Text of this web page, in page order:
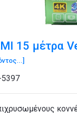
15 μέτρα